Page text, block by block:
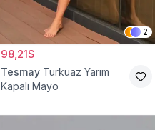
2
98,21$
Tesmay Turkuaz Yarım
Kapalı Mayo